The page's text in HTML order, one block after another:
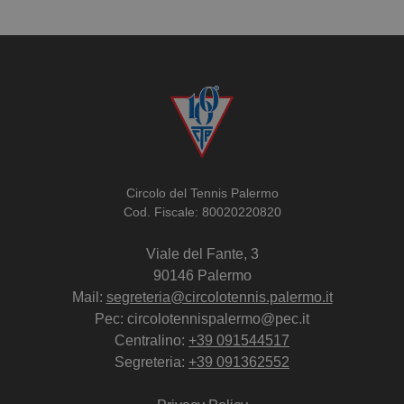
Circolo del Tennis Palermo
Cod. Fiscale: 80020220820
Viale del Fante, 3
90146 Palermo
Mail: segreteria@circolotennis.palermo.it
Pec: circolotennispalermo@pec.it
Centralino: +39 091544517
Segreteria: +39 091362552